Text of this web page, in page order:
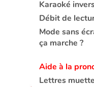
Karaoké
Débit de
Mode sans
ça marche ?
Aide à la
Lettres